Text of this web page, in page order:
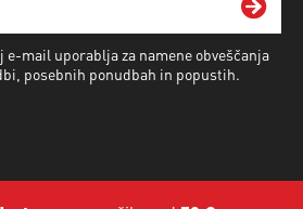
e-mail uporablja za namene obveščanja
posebnih ponudbah in popustih.